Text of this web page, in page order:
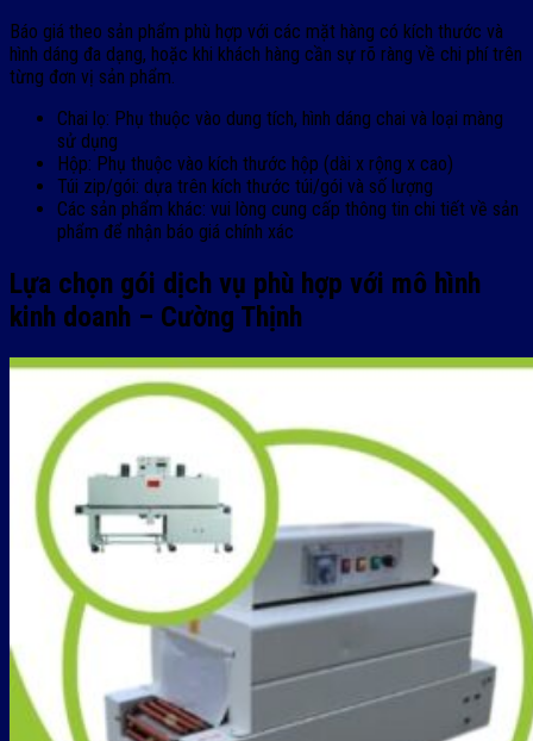
Báo giá theo sản phẩm phù hợp với các mặt hàng có kích thước và
hình dáng đa dạng, hoặc khi khách hàng cần sự rõ ràng về chi phí trên
từng đơn vị sản phẩm.
Chai lọ: Phụ thuộc vào dung tích, hình dáng chai và loại màng
sử dụng
Hộp: Phụ thuộc vào kích thước hộp (dài x rộng x cao)
Túi zip/gói: dựa trên kích thước túi/gói và số lượng
Các sản phẩm khác: vui lòng cung cấp thông tin chi tiết về sản
phẩm để nhận báo giá chính xác
Lựa chọn gói dịch vụ phù hợp với mô hình
kinh doanh – Cường Thịnh